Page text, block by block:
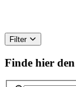
Filter
Finde hier